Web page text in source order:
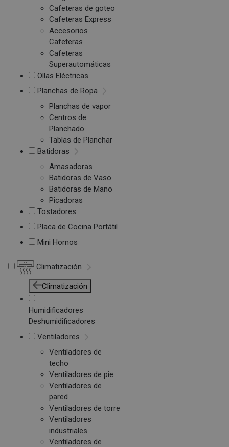
Cafeteras de goteo
Cafeteras Express
Accesorios
Cafeteras
Cafeteras
Superautomáticas
Ollas Eléctricas
Planchas de Ropa
Planchas de vapor
Centros de
Planchado
Tablas de Planchar
Batidoras
Amasadoras
Batidoras de Vaso
Batidoras de Mano
Picadoras
Tostadores
Placa de Cocina Portátil
Mini Hornos
Climatización
Climatización
Humidificadores
Deshumidificadores
Ventiladores
Ventiladores de
techo
Ventiladores de pie
Ventiladores de
pared
Ventiladores de torre
Ventiladores
industriales
Ventiladores de